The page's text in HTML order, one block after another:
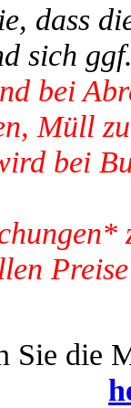
dass
sich
bei
Müll
bei
Sie die